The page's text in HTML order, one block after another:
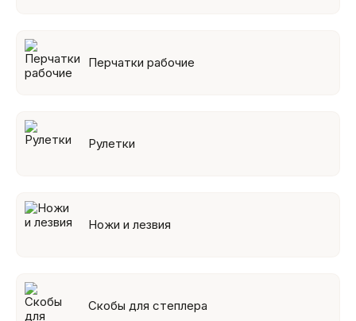
Перчатки рабочие
Рулетки
Ножи и лезвия
Скобы для степлера